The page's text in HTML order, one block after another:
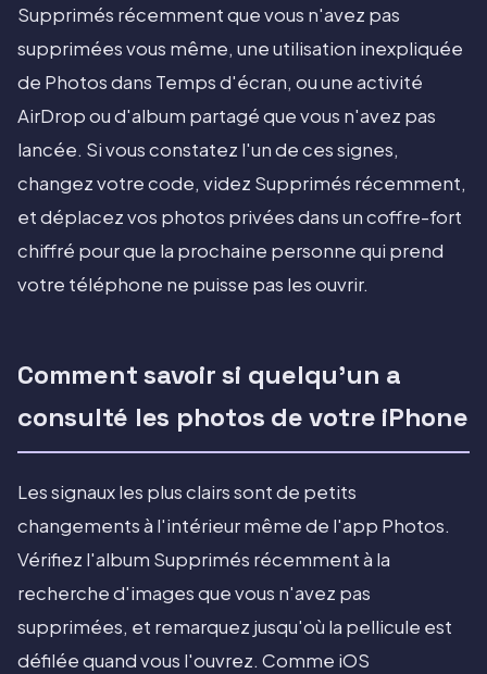
Supprimés récemment que vous n'avez pas
supprimées vous même, une utilisation inexpliquée
de Photos dans Temps d'écran, ou une activité
AirDrop ou d'album partagé que vous n'avez pas
lancée. Si vous constatez l'un de ces signes,
changez votre code, videz Supprimés récemment,
et déplacez vos photos privées dans un coffre-fort
chiffré pour que la prochaine personne qui prend
votre téléphone ne puisse pas les ouvrir.
Comment savoir si quelqu'un a
consulté les photos de votre iPhone
Les signaux les plus clairs sont de petits
changements à l'intérieur même de l'app Photos.
Vérifiez l'album Supprimés récemment à la
recherche d'images que vous n'avez pas
supprimées, et remarquez jusqu'où la pellicule est
défilée quand vous l'ouvrez. Comme iOS